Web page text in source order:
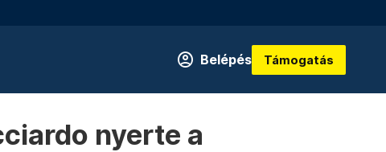
Belépés Támogatás
nyerte a